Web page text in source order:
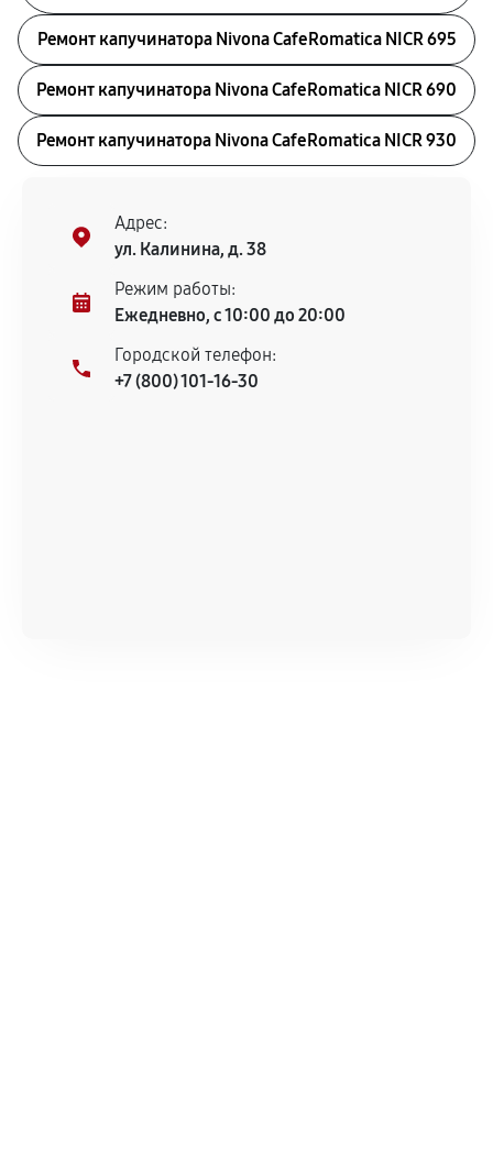
Ремонт капучинатора Nivona CafeRomatica NICR 695
Ремонт капучинатора Nivona CafeRomatica NICR 690
Ремонт капучинатора Nivona CafeRomatica NICR 930
Адрес:
ул. Калинина, д. 38
Режим работы:
Ежедневно, с 10:00 до 20:00
Городской телефон:
+7 (800) 101-16-30